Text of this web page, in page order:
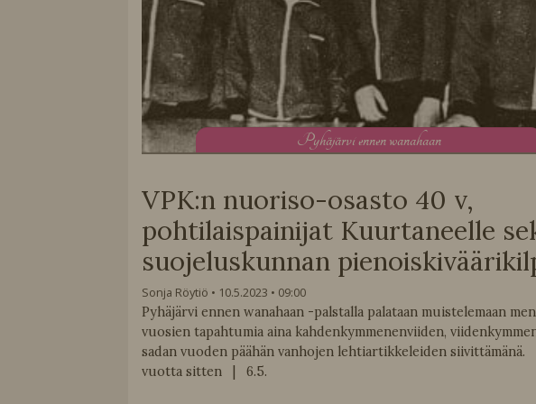
Pyhäjärvi ennen wanahaan
VPK:n nuoriso-osasto 40 v,
pohtilaispainijat Kuurtaneelle
suojeluskunnan
Sonja Röytiö 10.5.2023
09:00
Pyhäjärvi ennen wanahaan -palstalla palataan muistelemaan
vuosien tapahtumia aina kahdenkymmenenviiden,
sadan vuoden päähän vanhojen lehtiartikkeleiden
vuotta sitten | 6.5.